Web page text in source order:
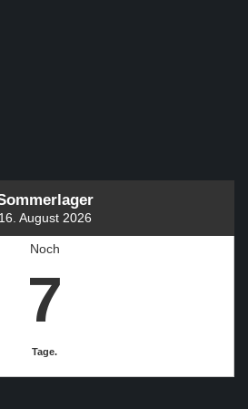
16. August 2026
Noch
7
Tage.